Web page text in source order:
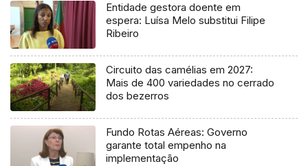
Entidade gestora doente em
espera: Luísa Melo substitui Filipe
Ribeiro
Circuito das camélias em 2027:
Mais de 400 variedades no cerrado
dos bezerros
Fundo Rotas Aéreas: Governo
garante total empenho na
implementação